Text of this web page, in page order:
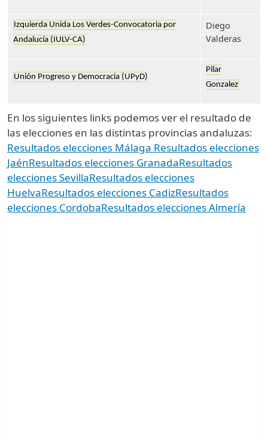
Izquierda Unida Los Verdes-Convocatoria por
Andalucía (IULV-CA)
Diego
Valderas
Unión Progreso y Democracia (UPyD)
Pilar
Gonzalez
En los siguientes links podemos ver el resultado de
las elecciones en las distintas provincias andaluzas:
Resultados elecciones Málaga Resultados elecciones
JaénResultados elecciones GranadaResultados
elecciones SevillaResultados elecciones
HuelvaResultados elecciones CadizResultados
elecciones CordobaResultados elecciones Almería